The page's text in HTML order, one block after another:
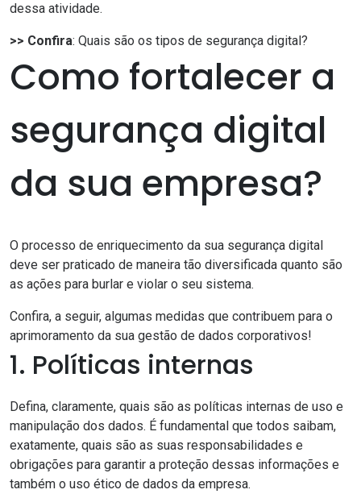
dessa atividade.
>> Confira: Quais são os tipos de segurança digital?
Como fortalecer a
segurança digital
da sua empresa?
O processo de enriquecimento da sua segurança digital
deve ser praticado de maneira tão diversificada quanto são
as ações para burlar e violar o seu sistema.
Confira, a seguir, algumas medidas que contribuem para o
aprimoramento da sua gestão de dados corporativos!
1. Políticas internas
Defina, claramente, quais são as políticas internas de uso e
manipulação dos dados. É fundamental que todos saibam,
exatamente, quais são as suas responsabilidades e
obrigações para garantir a proteção dessas informações e
também o uso ético de dados da empresa.